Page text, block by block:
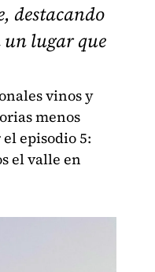
destacando
un lugar que
vinos y
menos
episodio 5:
el valle en